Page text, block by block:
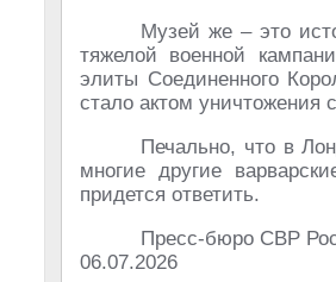
Музей же – это
тяжелой военной
элиты Соединенного
стало актом уничтожения
Печально, что в
многие другие
придется ответить.
Пресс-бюро СВР
06.07.2026